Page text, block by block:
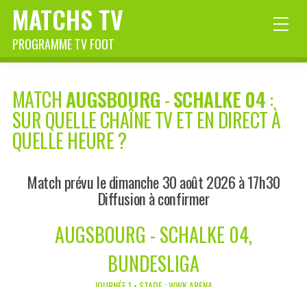
MATCHS TV
PROGRAMME TV FOOT
MATCHAUGSBOURG-SCHALKE 04:
SUR QUELLE CHAÎNE TV ET EN DIRECT À
QUELLE HEURE ?
Match prévu le dimanche 30 août 2026 à 17h30
Diffusion à confirmer
AUGSBOURG - SCHALKE 04,
BUNDESLIGA